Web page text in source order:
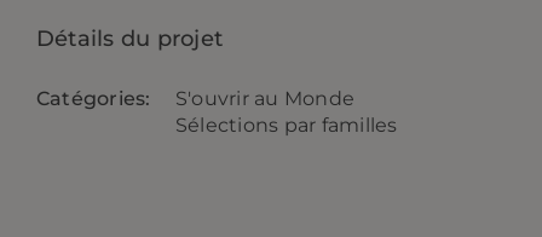
Détails du projet
Catégories:
S'ouvrir au Monde
Sélections par familles